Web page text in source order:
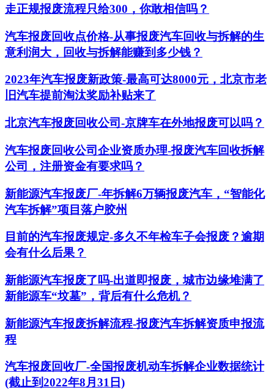
走正规报废流程只给300，你敢相信吗？
汽车报废回收点价格-从事报废汽车回收与拆解的生
意利润大，回收与拆解能赚到多少钱？
2023年汽车报废新政策-最高可达8000元，北京市老
旧汽车提前淘汰奖励补贴来了
北京汽车报废回收公司-京牌车在外地报废可以吗？
汽车报废回收公司企业资质办理-报废汽车回收拆解
公司，注册资金有要求吗？
新能源汽车报废厂-年拆解6万辆报废汽车，“智能化
汽车拆解”项目落户胶州
目前的汽车报废规定-多久不年检车子会报废？逾期
会有什么后果？
新能源汽车报废了吗-出道即报废，城市边缘堆满了
新能源车“坟墓”，背后有什么危机？
新能源汽车报废拆解流程-报废汽车拆解资质申报流
程
汽车报废回收厂-全国报废机动车拆解企业数据统计
(截止到2022年8月31日)